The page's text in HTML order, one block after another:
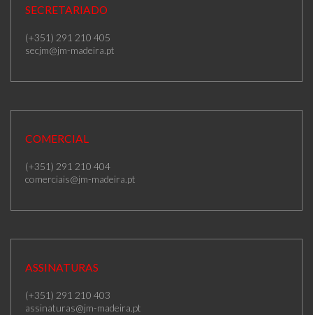
SECRETARIADO
(+351) 291 210 405
secjm@jm-madeira.pt
COMERCIAL
(+351) 291 210 404
comerciais@jm-madeira.pt
ASSINATURAS
(+351) 291 210 403
assinaturas@jm-madeira.pt